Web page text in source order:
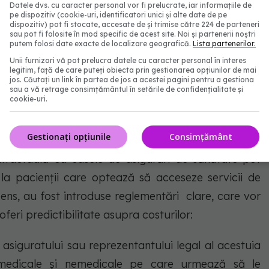
și cardiac, medicii specialiști cardiologi și
servicii conexe actului medical furnizate de
în specialitatea psihologie clinică, consiliere
cu casele de asigurări de sănătate pot
pacienții care optează să acceseze servicii de
au fost introduse reglementări clare, care vor
predictibilitate asupra costurilor:
sau reprezentantului legal al acestuia
și nemedicale pe care urmează să le
Datele dvs. cu caracter personal vor fi prelucrate, iar informațiile de
pe dispozitiv (cookie-uri, identificatori unici și alte date de pe
dispozitiv) pot fi stocate, accesate de și trimise către 224 de parteneri
sau pot fi folosite în mod specific de acest site. Noi și partenerii noștri
putem folosi date exacte de localizare geografică. Lista partenerilor.
Unii furnizori vă pot prelucra datele cu caracter personal în interes
legitim, față de care puteți obiecta prin gestionarea opțiunilor de mai
jos. Căutați un link în partea de jos a acestei pagini pentru a gestiona
sau a vă retrage consimțământul în setările de confidențialitate și
cookie-uri.
Consimțământ
Gestionați opțiunile